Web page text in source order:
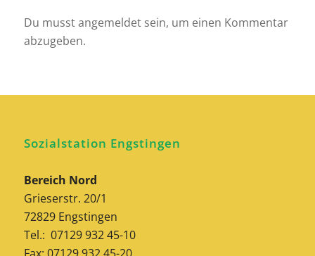
Du musstangemeldetsein, um einen Kommentar
abzugeben.
Sozialstation Engstingen
Bereich Nord
Grieserstr. 20/1
72829 Engstingen
Tel.: 07129 932 45-10